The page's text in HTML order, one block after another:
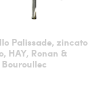
Palissade, zincato
HAY, Ronan &